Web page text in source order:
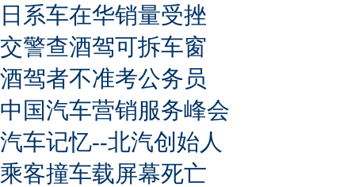
日系车在华销量受挫
交警查酒驾可拆车窗
酒驾者不准考公务员
中国汽车营销服务峰会
汽车记忆--北汽创始人
乘客撞车载屏幕死亡